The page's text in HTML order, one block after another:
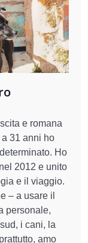
e romana
31 anni ho
Ho
2012 e unito
e il viaggio.
– a usare il
personale,
i cani, la
amo